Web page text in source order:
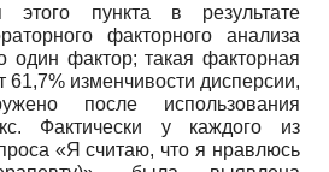
этого пункта в результате
факторного анализа
один фактор; такая факторная
61,7% изменчивости дисперсии,
после использования
Фактически у каждого из
«Я считаю, что я нравлюсь